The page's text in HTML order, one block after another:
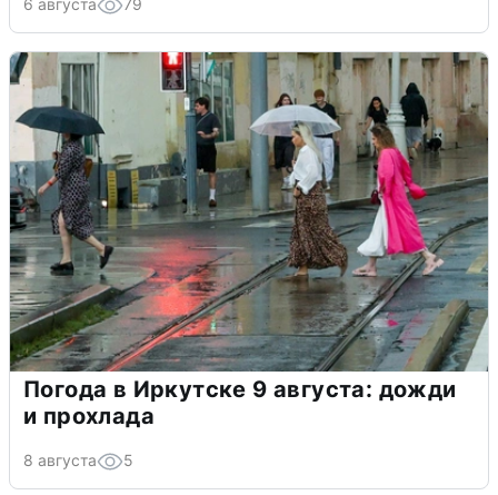
Погода в Иркутске 9 августа: дожди
и прохлада
8 августа 5